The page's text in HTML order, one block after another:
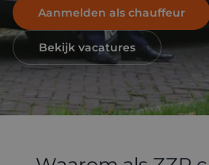
Aanmelden als chauffeur
Bekijk vacatures